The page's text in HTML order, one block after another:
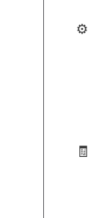
⚙️
🧾